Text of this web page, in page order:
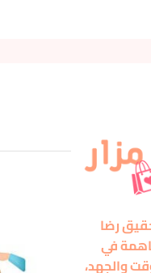
رضا
في
والجهد،